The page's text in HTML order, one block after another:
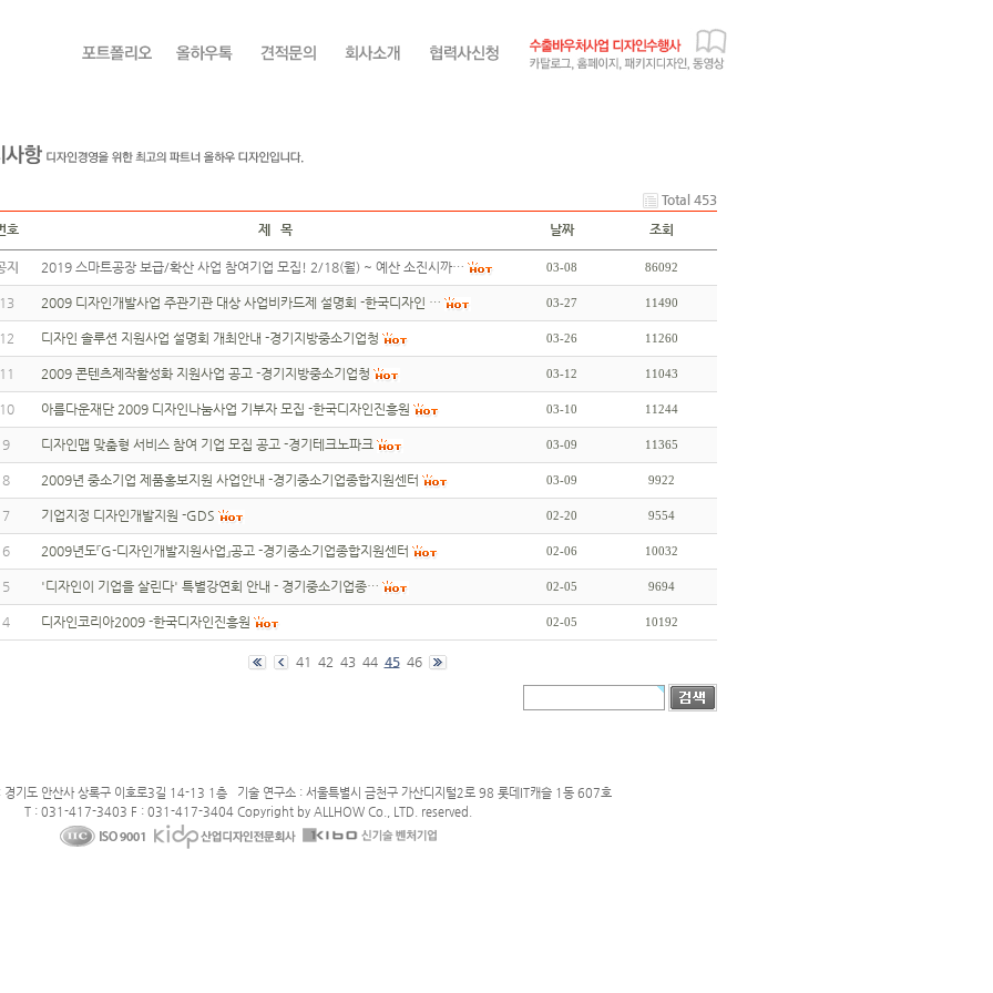
Total 453
호
제 목 날짜 조회
지 2019 스마트공장 보급/확산 사업 참여기업 모집! 2/18(월) ~ 예산 소진시까… 03-08 86092
2009 디자인개발사업 주관기관 대상 사업비카드제 설명회 -한국디자인 … 03-27 11490
디자인 솔루션 지원사업 설명회 개최안내 -경기지방중소기업청 03-26 11260
2009 콘텐츠제작활성화 지원사업 공고 -경기지방중소기업청 03-12 11043
아름다운재단 2009 디자인나눔사업 기부자 모집 -한국디자인진흥원 03-10 11244
9 디자인맵 맞춤형 서비스 참여 기업 모집 공고 -경기테크노파크 03-09 11365
8 2009년 중소기업 제품홍보지원 사업안내 -경기중소기업종합지원센터 03-09 9922
7 기업지정 디자인개발지원 -GDS 02-20 9554
6 2009년도『G-디자인개발지원사업』공고 -경기중소기업종합지원센터 02-06 10032
5 '디자인이 기업을 살린다' 특별강연회 안내 - 경기중소기업종… 02-05 9694
4 디자인코리아2009 -한국디자인진흥원 02-05 10192
41 42 43 44 45 46
기도 안산사 상록구 이호로3길 14-13 1층 기술 연구소 : 서울특별시 금천구 가산디지털2로 98 롯데IT캐슬 1동 607호
T : 031-417-3403 F : 031-417-3404 Copyright by ALLHOW Co., LTD. reserved.